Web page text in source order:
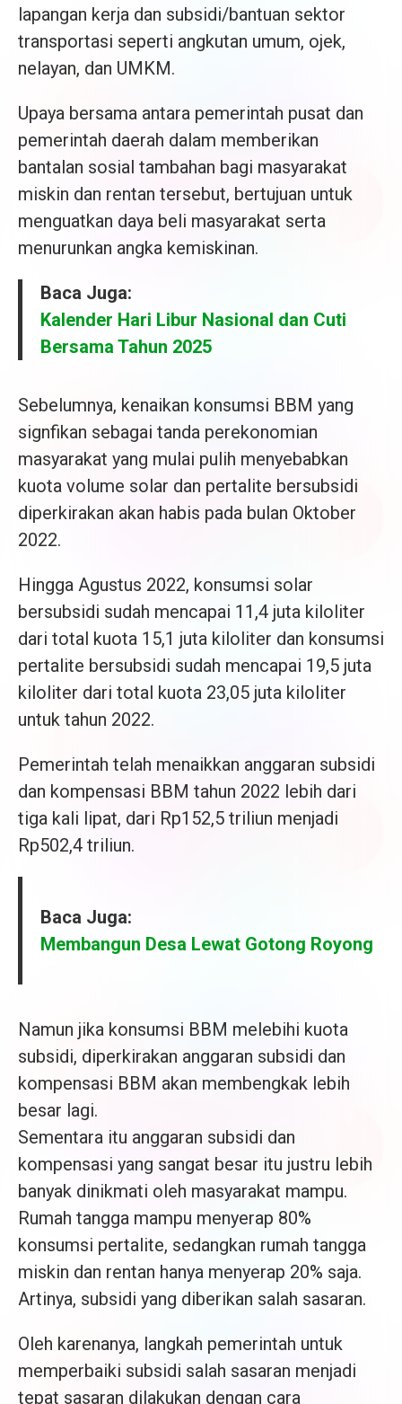
lapangan kerja dan subsidi/bantuan sektor
transportasi seperti angkutan umum, ojek,
nelayan, dan UMKM.
Upaya bersama antara pemerintah pusat dan
pemerintah daerah dalam memberikan
bantalan sosial tambahan bagi masyarakat
miskin dan rentan tersebut, bertujuan untuk
menguatkan daya beli masyarakat serta
menurunkan angka kemiskinan.
Baca Juga:
Kalender Hari Libur Nasional dan Cuti
Bersama Tahun 2025
Sebelumnya, kenaikan konsumsi BBM yang
signfikan sebagai tanda perekonomian
masyarakat yang mulai pulih menyebabkan
kuota volume solar dan pertalite bersubsidi
diperkirakan akan habis pada bulan Oktober
2022.
Hingga Agustus 2022, konsumsi solar
bersubsidi sudah mencapai 11,4 juta kiloliter
dari total kuota 15,1 juta kiloliter dan konsumsi
pertalite bersubsidi sudah mencapai 19,5 juta
kiloliter dari total kuota 23,05 juta kiloliter
untuk tahun 2022.
Pemerintah telah menaikkan anggaran subsidi
dan kompensasi BBM tahun 2022 lebih dari
tiga kali lipat, dari Rp152,5 triliun menjadi
Rp502,4 triliun.
Baca Juga:
Membangun Desa Lewat Gotong Royong
Namun jika konsumsi BBM melebihi kuota
subsidi, diperkirakan anggaran subsidi dan
kompensasi BBM akan membengkak lebih
besar lagi.
Sementara itu anggaran subsidi dan
kompensasi yang sangat besar itu justru lebih
banyak dinikmati oleh masyarakat mampu.
Rumah tangga mampu menyerap 80%
konsumsi pertalite, sedangkan rumah tangga
miskin dan rentan hanya menyerap 20% saja.
Artinya, subsidi yang diberikan salah sasaran.
Oleh karenanya, langkah pemerintah untuk
memperbaiki subsidi salah sasaran menjadi
tepat sasaran dilakukan dengan cara